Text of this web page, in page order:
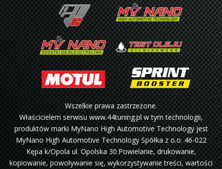
Wszelkie prawa zastrzeżone.
Właścicielem serwisu www.44tuning.pl w tym technologii,
produktów marki MyNano High Automotive Technology jest
MyNano High Automotive Technology Spółka z o.o. 46-022
Kępa k/Opola ul. Opolska 30.Powielanie, drukowanie,
kopiowanie, powoływanie się, wykorzystywanie treści, wartości